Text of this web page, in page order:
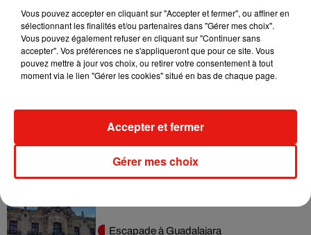
6 août 2026
Karol G dévoile la tracklist de son nouvel
album… avec des invités...
Benny Blanco invite Selena Gomez et
Becky G sur son nouveau single
Escapade à Guadalajara
Vous pouvez accepter en cliquant sur "Accepter et fermer", ou affiner en
sélectionnant les finalités et/ou partenaires dans "Gérer mes choix".
Vous pouvez également refuser en cliquant sur "Continuer sans
accepter". Vos préférences ne s'appliqueront que pour ce site. Vous
pouvez mettre à jour vos choix, ou retirer votre consentement à tout
moment via le lien "Gérer les cookies" situé en bas de chaque page.
Gérer mes choix
Accepter et fermer